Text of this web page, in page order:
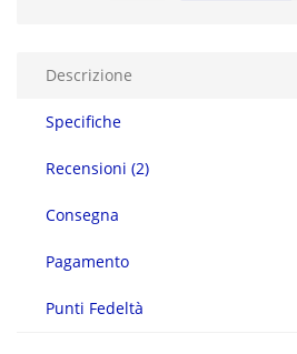
Descrizione
Specifiche
Recensioni (2)
Consegna
Pagamento
Punti Fedeltà